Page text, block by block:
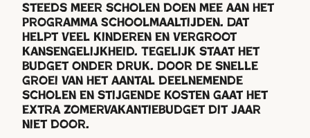
Steeds meer scholen doen mee aan het
Programma Schoolmaaltijden. Dat
helpt veel kinderen en vergroot
kansengelijkheid. Tegelijk staat het
budget onder druk. Door de snelle
groei van het aantal deelnemende
scholen en stijgende kosten gaat het
extra zomervakantiebudget dit jaar
niet door.